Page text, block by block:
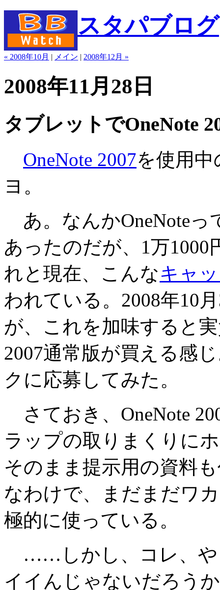
スタパブログ
« 2008年10月 | メイン | 2008年12月 »
2008年11月28日
タブレットでOneNote
OneNote 2007を使用
ヨ。
あ。なんかOneNoteっ
あったのだが、1万
れと現在、こんなキャ
われている。2008年10
が、これを加味すると
2007通常版が買える感
クに応募してみた。
さておき、OneNote
ラップの取りまくりに
そのまま提示用の資料
なわけで、まだまだワ
極的に使っている。
……しかし、コレ、や
イイんじゃないだろう